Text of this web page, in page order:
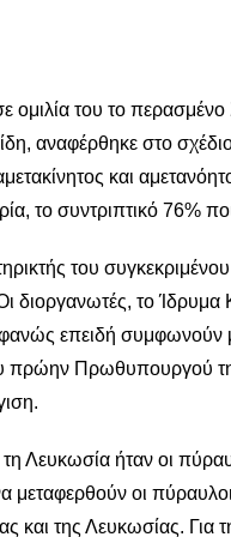
του το
αναφέρθηκε στο
και
το συντριπτικό 76%
του
διοργανωτές, το
επειδή συμφωνούν
πρώην Πρωθυπουργού
Λευκωσία ήταν οι
μεταφερθούν οι
και της Λευκωσίας. Για